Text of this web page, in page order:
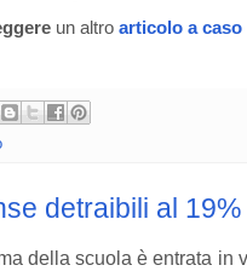
un altro articolo a caso
detraibili al 19%
della scuola è entrata in